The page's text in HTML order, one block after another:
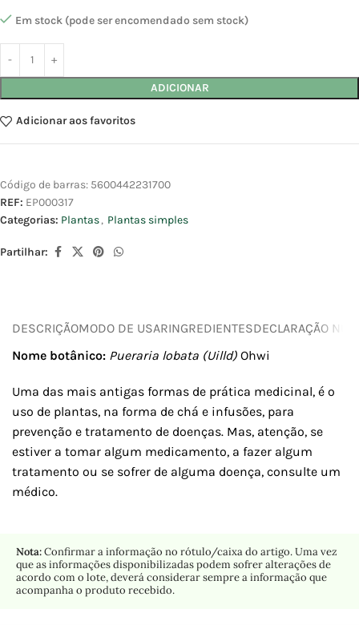
Em stock (pode ser encomendado sem stock)
ADICIONAR
Adicionar aos favoritos
Código de barras: 5600442231700
REF: EP000317
Categorias: Plantas, Plantas simples
Partilhar:
DESCRIÇÃOMODO DE USARINGREDIENTESDECLARAÇÃO
Nome botânico: Pueraria lobata (Uilld) Ohwi
Uma das mais antigas formas de prática medicinal, é o
uso de plantas, na forma de chá e infusões, para
prevenção e tratamento de doenças. Mas, atenção, se
estiver a tomar algum medicamento, a fazer algum
tratamento ou se sofrer de alguma doença, consulte um
médico.
Nota:Confirmar a informação no rótulo/caixa do artigo. Uma vez
que as informações disponibilizadas podem sofrer alterações de
acordo com o lote, deverá considerar sempre a informação que
acompanha o produto recebido.